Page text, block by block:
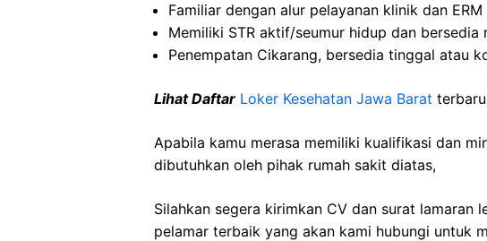
Familiar dengan alur pelayanan klinik dan
Memiliki STR aktif/seumur hidup dan bersedia
Penempatan Cikarang, bersedia tinggal atau
Lihat Daftar Loker Kesehatan Jawa Barat
Apabila kamu merasa memiliki kualifikasi dan
dibutuhkan oleh pihak rumah sakit diatas,
Silahkan segera kirimkan CV dan surat lamaran
pelamar terbaik yang akan kami hubungi untuk